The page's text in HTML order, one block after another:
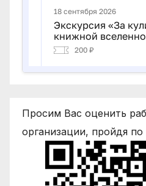
Просим Вас оценить
организации, пройдя по